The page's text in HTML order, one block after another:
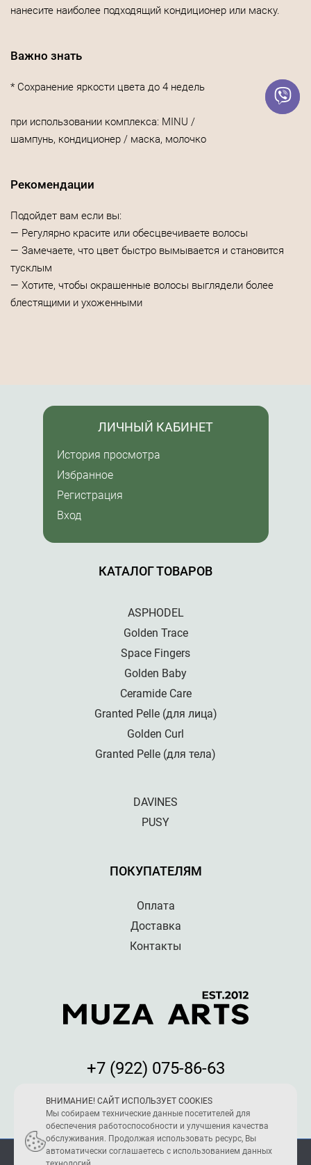
нанесите наиболее подходящий кондиционер или маску.
Важно знать
* Сохранение яркости цвета до 4 недель
при использовании комплекса: MINU /
шампунь, кондиционер / маска, молочко
Рекомендации
Подойдет вам если вы:
— Регулярно красите или обесцвечиваете волосы
— Замечаете, что цвет быстро вымывается и становится
тусклым
— Хотите, чтобы окрашенные волосы выглядели более
блестящими и ухоженными
КАТАЛОГ ТОВАРОВ
ASPHODEL
Golden Trace
Space Fingers
Golden Baby
Ceramide Care
Granted Pelle (для лица)
Golden Curl
Granted Pelle (для тела)
DAVINES
PUSY
ПОКУПАТЕЛЯМ
Оплата
Доставка
Контакты
ЛИЧНЫЙ КАБИНЕТ
История просмотра
Избранное
Регистрация
Вход
+7 (922) 075-86-63
Мы принимаем к оплате:
ВНИМАНИЕ! САЙТ ИСПОЛЬЗУЕТ COOKIES
Мы собираем технические данные посетителей для
обеспечения работоспособности и улучшения качества
обслуживания. Продолжая использовать ресурс, Вы
автоматически соглашаетесь с использованием данных
ПОЛИТИКА КОНФИДЕНЦИАЛЬНОСТИ